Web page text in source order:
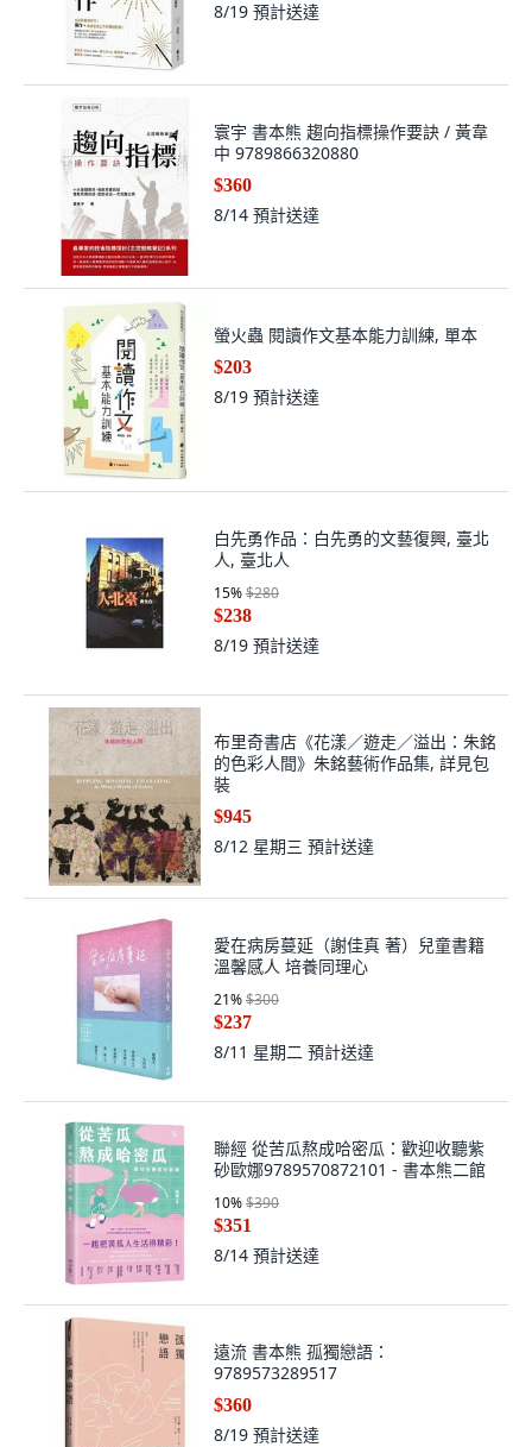
8/19 預計送達
寰宇 書本熊 趨向指標操作要訣 / 黃韋
中 9789866320880
$360
8/14 預計送達
螢火蟲 閱讀作文基本能力訓練, 單本
$203
8/19 預計送達
白先勇作品：白先勇的文藝復興, 臺北
人, 臺北人
15%$280
$238
8/19 預計送達
布里奇書店《花漾／遊走／溢出：朱銘
的色彩人間》朱銘藝術作品集, 詳見包
裝
$945
8/12 星期三 預計送達
愛在病房蔓延（謝佳真 著）兒童書籍
溫馨感人 培養同理心
21%$300
$237
8/11 星期二 預計送達
聯經 從苦瓜熬成哈密瓜：歡迎收聽紫
砂歐娜9789570872101 - 書本熊二館
10%$390
$351
8/14 預計送達
遠流 書本熊 孤獨戀語：
9789573289517
$360
8/19 預計送達